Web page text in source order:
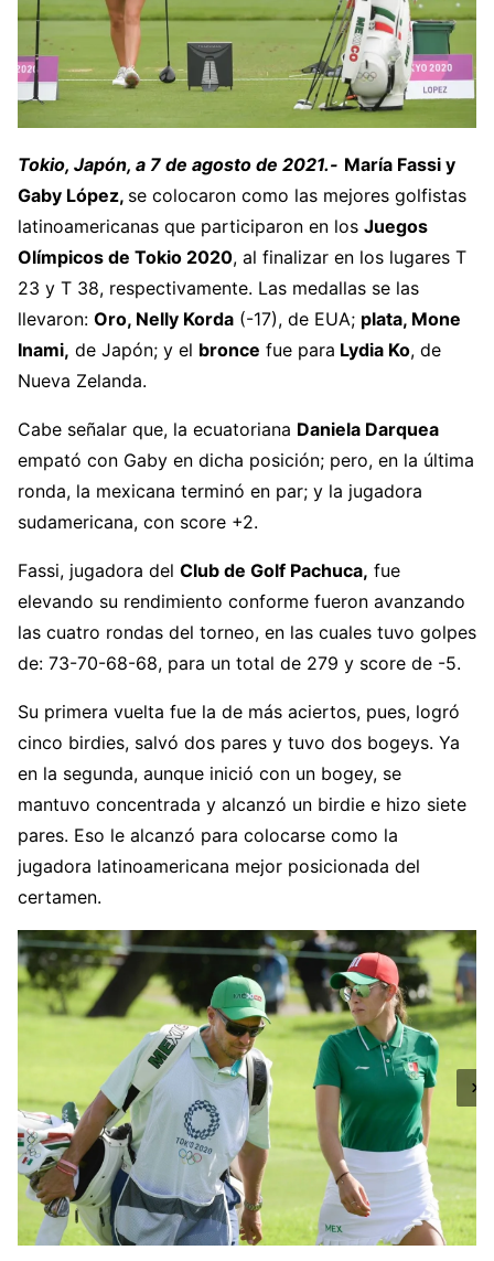
Tokio, Japón, a 7 de agosto de 2021.- María Fassi y
Gaby López, se colocaron como las mejores golfistas
latinoamericanas que participaron en los Juegos
Olímpicos de Tokio 2020, al finalizar en los lugares T
23 y T 38, respectivamente. Las medallas se las
llevaron: Oro, Nelly Korda (-17), de EUA; plata, Mone
Inami, de Japón; y el bronce fue para Lydia Ko, de
Nueva Zelanda.
Cabe señalar que, la ecuatoriana Daniela Darquea
empató con Gaby en dicha posición; pero, en la última
ronda, la mexicana terminó en par; y la jugadora
sudamericana, con score +2.
Fassi, jugadora del Club de Golf Pachuca, fue
elevando su rendimiento conforme fueron avanzando
las cuatro rondas del torneo, en las cuales tuvo golpes
de: 73-70-68-68, para un total de 279 y score de -5.
Su primera vuelta fue la de más aciertos, pues, logró
cinco birdies, salvó dos pares y tuvo dos bogeys. Ya
en la segunda, aunque inició con un bogey, se
mantuvo concentrada y alcanzó un birdie e hizo siete
pares. Eso le alcanzó para colocarse como la
jugadora latinoamericana mejor posicionada del
certamen.